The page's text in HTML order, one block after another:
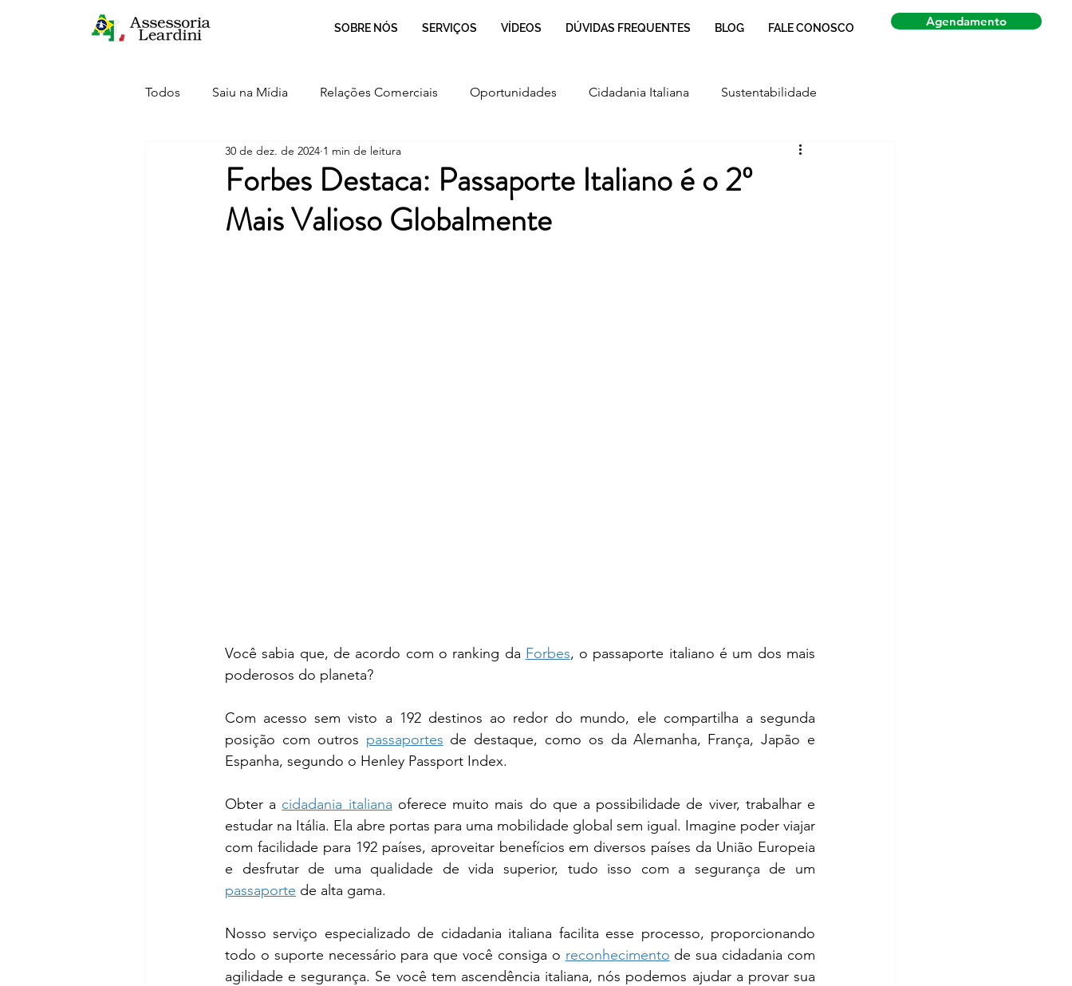
SOBRE NÓS SERVIÇOS VÍDEOS DÚVIDAS FREQUENTES BLOG FALE CONOSCO Agendamento
Todos Saiu na Mídia Relações Comerciais Oportunidades Cidadania Italiana Sustentabilidade
Crescimento Curiosidades Cultura
Inovação
Forbes Destaca: Passaporte Italiano é o 2º
Mais Valioso Globalmente
30 de dez. de 2024 1 min de leitura
Você sabia que, de acordo com o ranking da Forbes, o passaporte italiano é um dos mais
poderosos do planeta?
Com acesso sem visto a 192 destinos ao redor do mundo, ele compartilha a segunda
posição com outros passaportes de destaque, como os da Alemanha, França, Japão e
Espanha, segundo o Henley Passport Index.
Obter a cidadania italiana oferece muito mais do que a possibilidade de viver, trabalhar e
estudar na Itália. Ela abre portas para uma mobilidade global sem igual. Imagine poder viajar
com facilidade para 192 países, aproveitar benefícios em diversos países da União Europeia
passaporte de alta gama.
Nosso serviço especializado de cidadania italiana facilita esse processo, proporcionando
todo o suporte necessário para que você consiga o reconhecimento de sua cidadania com
agilidade e segurança. Se você tem ascendência italiana, nós podemos ajudar a provar sua